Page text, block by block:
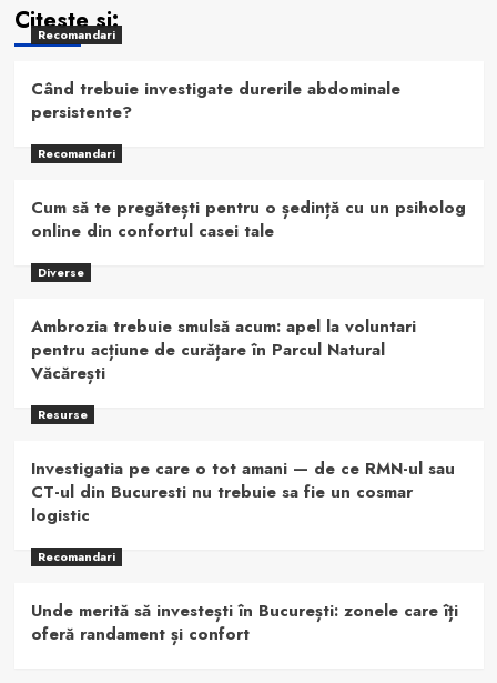
Citeste si:
Recomandari
Când trebuie investigate durerile abdominale
persistente?
Recomandari
Cum să te pregătești pentru o ședință cu un psiholog
online din confortul casei tale
Diverse
Ambrozia trebuie smulsă acum: apel la voluntari
pentru acțiune de curățare în Parcul Natural
Văcărești
Resurse
Investigatia pe care o tot amani — de ce RMN-ul sau
CT-ul din Bucuresti nu trebuie sa fie un cosmar
logistic
Recomandari
Unde merită să investești în București: zonele care îți
oferă randament și confort